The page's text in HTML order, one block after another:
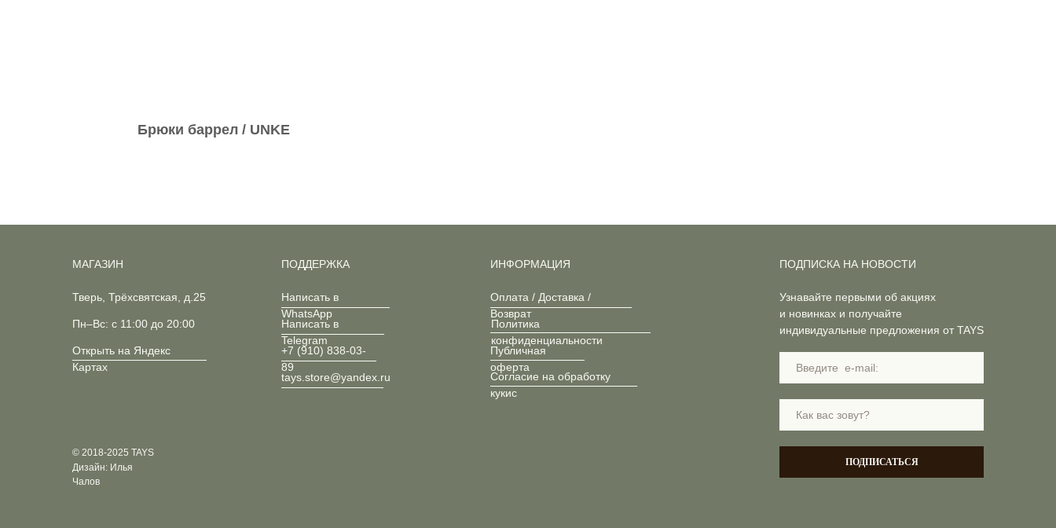
Брюки баррел / UNKE
Тверь, Трёхсвятская, д.25
Пн–Вс: с 11:00 до 20:00
Открыть на Яндекс
Картах
МАГАЗИН ПОДДЕРЖКА
Написать в
WhatsApp
Написать в
Telegram
+7 (910) 838-03-
89
tays.store@yandex.ru
ИНФОРМАЦИЯ
Оплата / Доставка /
Возврат
Политика
конфиденциальности
Публичная
оферта
Согласие на обработку
кукис
Узнавайте первыми об акциях
и новинках и получайте
индивидуальные предложения от TAYS
ПОДПИСАТЬСЯ
ПОДПИСКА НА НОВОСТИ
© 2018-2025 TAYS
Дизайн: Илья
Чалов